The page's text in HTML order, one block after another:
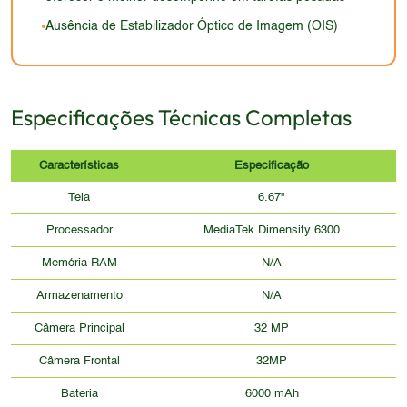
Ausência de Estabilizador Óptico de Imagem (OIS)
Especificações Técnicas Completas
Características Especificação
Tela 6.67"
Processador MediaTek Dimensity 6300
Memória RAM N/A
Armazenamento N/A
Câmera Principal 32 MP
Câmera Frontal 32MP
Bateria 6000 mAh